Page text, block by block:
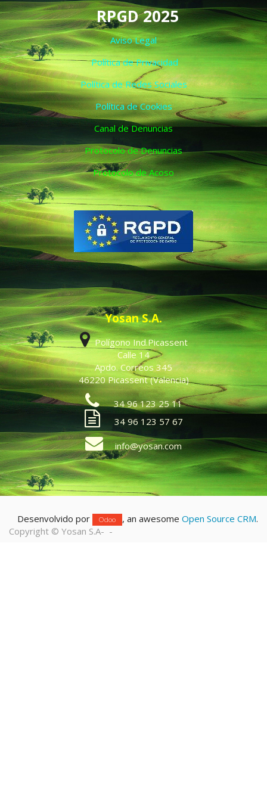
RPGD 2025
Aviso Legal
Política de Privacidad
Política de Redes Sociales
Política de Cookies
Canal de Denuncias
Protocolo de Denuncias
Protocolo de Acoso
Yosan S.A.
Polígono Ind.Picassent
Calle 14
Apdo. Correos 345
46220 Picassent (Valencia)
34 96 123 25 11
34 96 123 57 67
info@yosan.com
Desenvolvido por Odoo , an awesome Open Source CRM.
Copyright © Yosan S.A- -